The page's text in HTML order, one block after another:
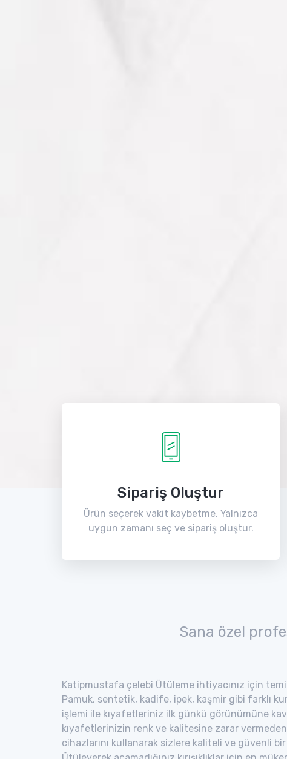
Sipariş Oluştur
Ürün seçerek vakit kaybetme. Yalnızca
uygun zamanı seç ve sipariş oluştur.
Sana özel
Katipmustafa çelebi Ütüleme ihtiyacınız için
Pamuk, sentetik, kadife, ipek, kaşmir gibi farklı
işlemi ile kıyafetleriniz ilk günkü görünümüne
kıyafetlerinizin renk ve kalitesine zarar
cihazlarını kullanarak sizlere kaliteli ve güvenli